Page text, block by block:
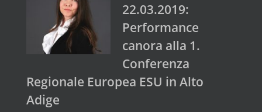
22.03.2019:
Performance
canora alla 1.
Conferenza
Regionale Europea ESU in Alto
Adige